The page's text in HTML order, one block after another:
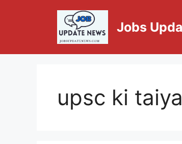
Jobs
upsc ki